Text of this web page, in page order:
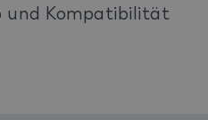
und Kompatibilität